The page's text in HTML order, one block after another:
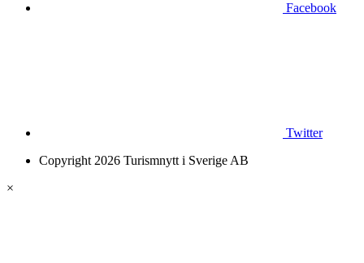
Facebook
Twitter
Copyright 2026 Turismnytt i Sverige AB
×